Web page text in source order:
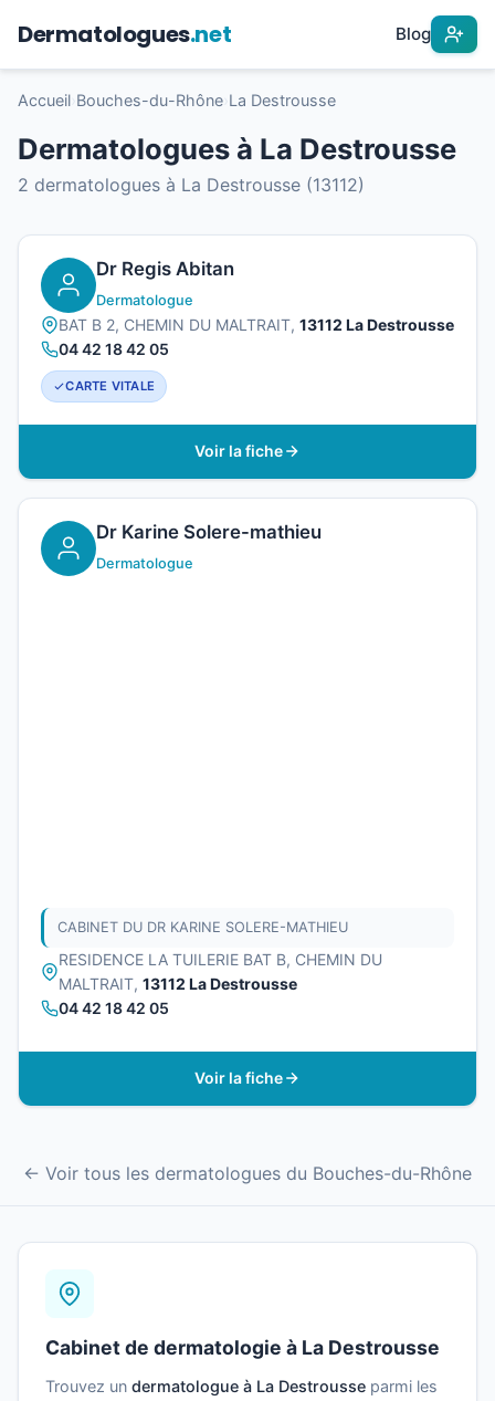
Dermatologues.net Blog
Accueil Bouches-du-Rhône La Destrousse
Dermatologues à La Destrousse
2 dermatologues à La Destrousse (13112)
Dr Regis Abitan
Dermatologue
BAT B 2, CHEMIN DU MALTRAIT, 13112 La Destrousse
04 42 18 42 05
CARTE VITALE
Voir la fiche
Dr Karine Solere-mathieu
Dermatologue
CABINET DU DR KARINE SOLERE-MATHIEU
RESIDENCE LA TUILERIE BAT B, CHEMIN DU
MALTRAIT, 13112 La Destrousse
04 42 18 42 05
Voir la fiche
← Voir tous les dermatologues du Bouches-du-Rhône
Cabinet de dermatologie à La Destrousse
Trouvez un dermatologue à La Destrousse parmi les